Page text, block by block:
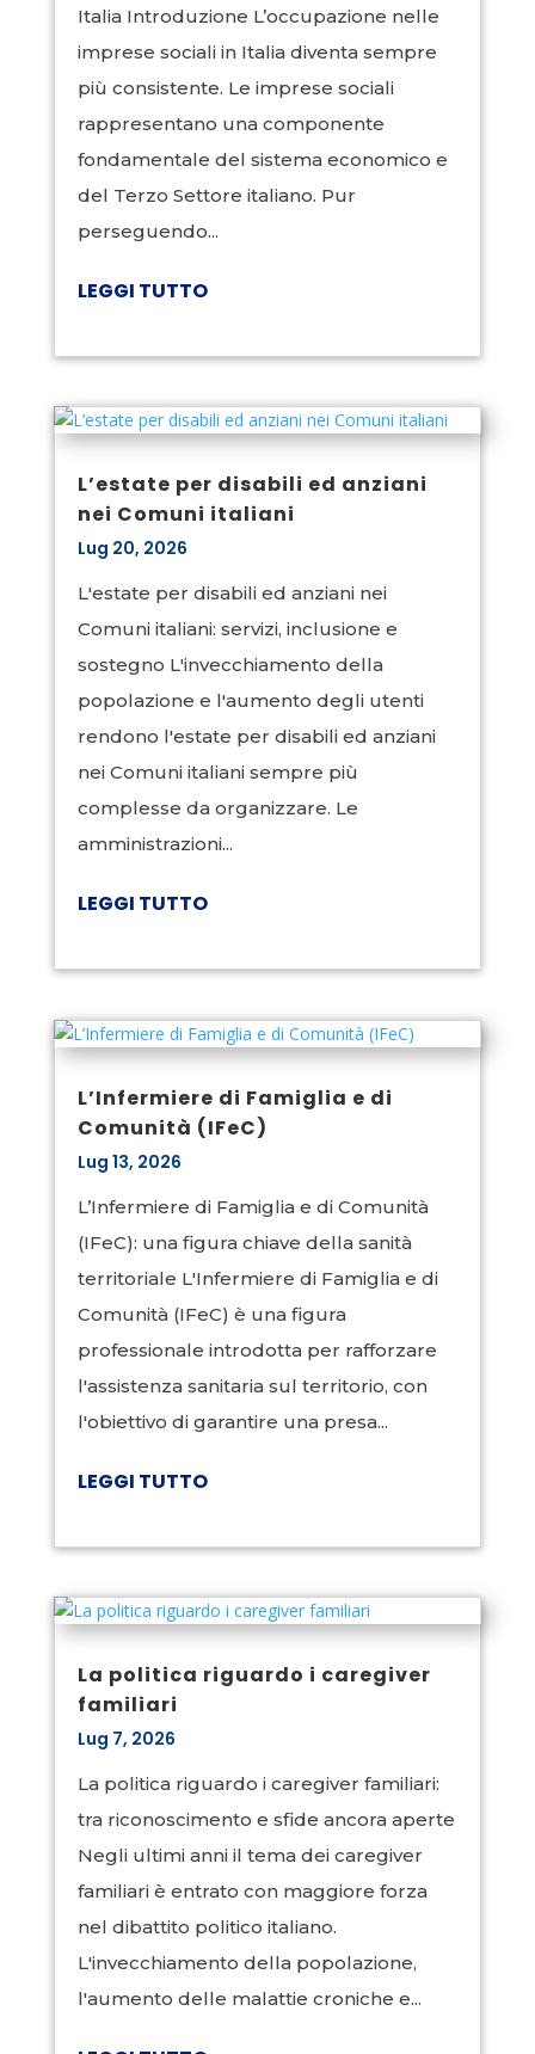
Italia Introduzione L’occupazione nelle
imprese sociali in Italia diventa sempre
più consistente. Le imprese sociali
rappresentano una componente
fondamentale del sistema economico e
del Terzo Settore italiano. Pur
perseguendo...
LEGGI TUTTO
L’estate per disabili ed anziani
nei Comuni italiani
Lug 20, 2026
L'estate per disabili ed anziani nei
Comuni italiani: servizi, inclusione e
sostegno L'invecchiamento della
popolazione e l'aumento degli utenti
rendono l'estate per disabili ed anziani
nei Comuni italiani sempre più
complesse da organizzare. Le
amministrazioni...
LEGGI TUTTO
L’Infermiere di Famiglia e di
Comunità (IFeC)
Lug 13, 2026
L’Infermiere di Famiglia e di Comunità
(IFeC): una figura chiave della sanità
territoriale L'Infermiere di Famiglia e di
Comunità (IFeC) è una figura
professionale introdotta per rafforzare
l'assistenza sanitaria sul territorio, con
l'obiettivo di garantire una presa...
LEGGI TUTTO
La politica riguardo i caregiver
familiari
Lug 7, 2026
La politica riguardo i caregiver familiari:
tra riconoscimento e sfide ancora aperte
Negli ultimi anni il tema dei caregiver
familiari è entrato con maggiore forza
nel dibattito politico italiano.
L'invecchiamento della popolazione,
l'aumento delle malattie croniche e...